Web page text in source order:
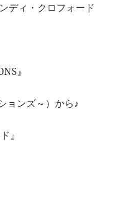
ィ・クロフォード
』
ョンズ～）から♪
』